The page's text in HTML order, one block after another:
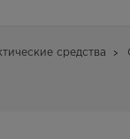
средства